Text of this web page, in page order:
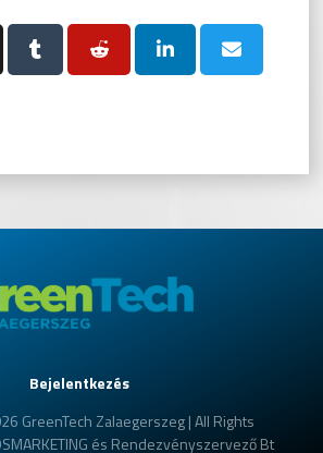
Bejelentkezés
GreenTech Zalaegerszeg | All Rights
és Rendezvényszervező Bt